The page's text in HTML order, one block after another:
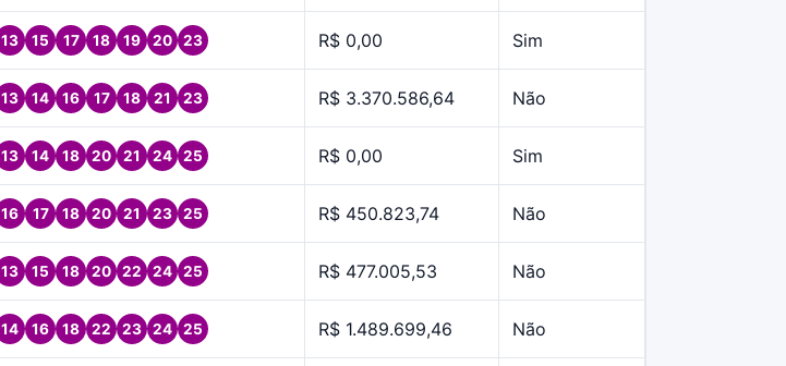
13 15 17 18 19 20 23 R$ 0,00 Sim
13 14 16 17 18 21 23 R$ 3.370.586,64 Não
13 14 18 20 21 24 25 R$ 0,00 Sim
16 17 18 20 21 23 25 R$ 450.823,74 Não
13 15 18 20 22 24 25 R$ 477.005,53 Não
14 16 18 22 23 24 25 R$ 1.489.699,46 Não